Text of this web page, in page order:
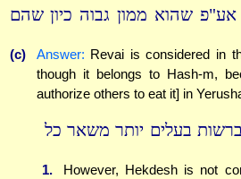
שהוא ממון גבוה כיון שהם
(c) Answer: Revai is considered in
though it belongs to Hash-m,
authorize others to eat it] in
בעלים יותר משאר כל
1.
However, Hekdesh is not